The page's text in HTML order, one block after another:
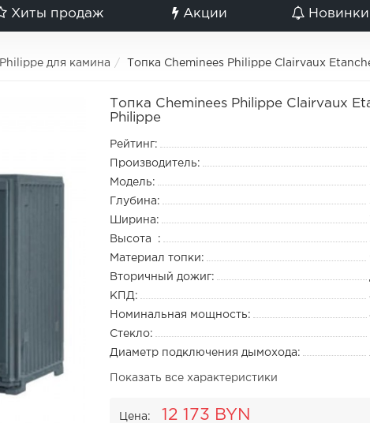
Хиты продаж Акции Новинки
для камина Топка Cheminees Philippe Clairvaux
Топка Cheminees Philippe Clairvaux
Philippe
Рейтинг:
Производитель:
Модель:
Глубина:
Ширина:
Высота :
Материал топки:
Вторичный дожиг:
КПД:
Номинальная мощность:
Стекло:
Диаметр подключения дымохода:
Показать все характеристики
Цена: 12 173 BYN